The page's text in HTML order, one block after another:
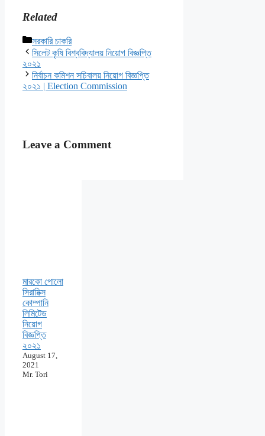
Related
Categories
সরকারি চাকরি
সিলেট কৃষি বিশ্ববিদ্যালয় নিয়োগ বিজ্ঞপ্তি
২০২১
নির্বাচন কমিশন সচিবালয় নিয়োগ বিজ্ঞপ্তি
২০২১ | Election Commission
Leave a Comment
মারকো পোলো
সিরামিক্স
কোম্পানি
লিমিটেড
নিয়োগ
বিজ্ঞপ্তি
২০২১
August 17,
2021
Mr. Tori